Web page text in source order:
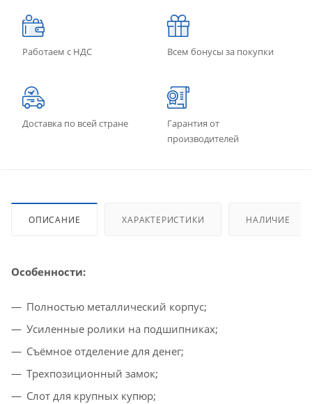
Работаем с НДС Всем бонусы за покупки
Доставка по всей стране
Гарантия от
производителей
ОПИСАНИЕ ХАРАКТЕРИСТИКИ НАЛИЧИЕ
Особенности:
Полностью металлический корпус;
Усиленные ролики на подшипниках;
Съёмное отделение для денег;
Трехпозиционный замок;
Слот для крупных купюр;